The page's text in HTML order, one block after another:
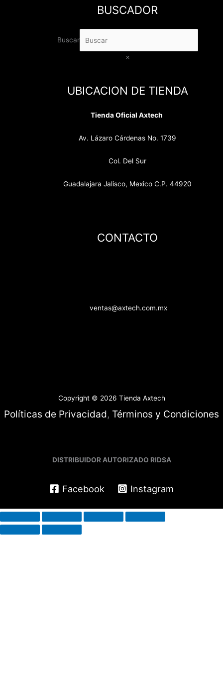
BUSCADOR
Buscar
×
UBICACION DE TIENDA
Tienda Oficial Axtech
Av. Lázaro Cárdenas No. 1739
Col. Del Sur
Guadalajara Jalisco, Mexico C.P. 44920
CONTACTO
ventas@axtech.com.mx
Copyright © 2026 Tienda Axtech
Políticas de Privacidad, Términos y Condiciones
DISTRIBUIDOR AUTORIZADO RIDSA
Facebook Instagram